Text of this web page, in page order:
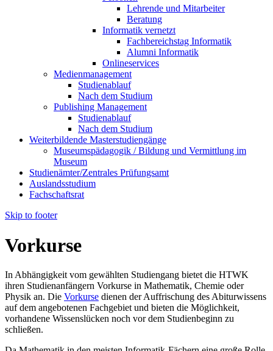
Lehrende und Mitarbeiter
Beratung
Informatik vernetzt
Fachbereichstag Informatik
Alumni Informatik
Onlineservices
Medienmanagement
Studienablauf
Nach dem Studium
Publishing Management
Studienablauf
Nach dem Studium
Weiterbildende Masterstudiengänge
Museumspädagogik / Bildung und Vermittlung im
Museum
Studienämter/Zentrales Prüfungsamt
Auslandsstudium
Fachschaftsrat
Skip to footer
Vorkurse
In Abhängigkeit vom gewählten Studiengang bietet die HTWK
ihren Studienanfängern Vorkurse in Mathematik, Chemie oder
Physik an. Die Vorkurse dienen der Auffrischung des Abiturwissens
auf dem angebotenen Fachgebiet und bieten die Möglichkeit,
vorhandene Wissenslücken noch vor dem Studienbeginn zu
schließen.